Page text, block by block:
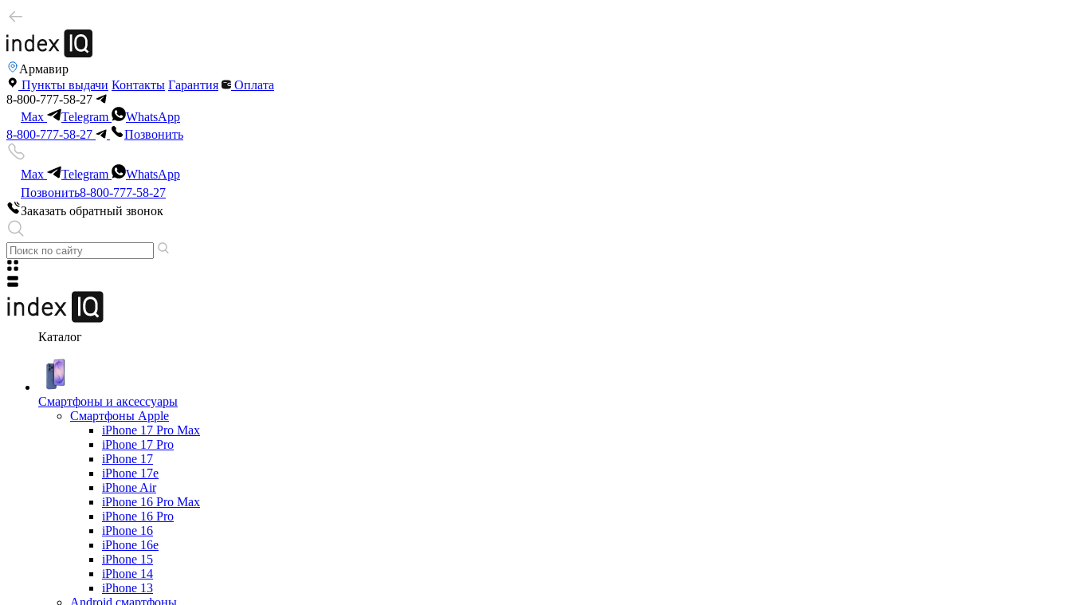
Армавир
Пункты выдачи Контакты Гарантия
Оплата
8-800-777-58-27
Max
Telegram
WhatsApp
8-800-777-58-27
Позвонить
Max Telegram
WhatsApp
Позвонить8-800-777-58-27
Заказать обратный звонок
Каталог
Смартфоны и аксессуары
Смартфоны Apple
iPhone 17 Pro Max
iPhone 17 Pro
iPhone 17
iPhone 17e
iPhone Air
iPhone 16 Pro Max
iPhone 16 Pro
iPhone 16
iPhone 16e
iPhone 15
iPhone 14
iPhone 13
Android cмартфоны